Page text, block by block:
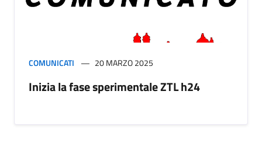
COMUNICATI 20 MARZO 2025
Inizia la fase sperimentale ZTL h24